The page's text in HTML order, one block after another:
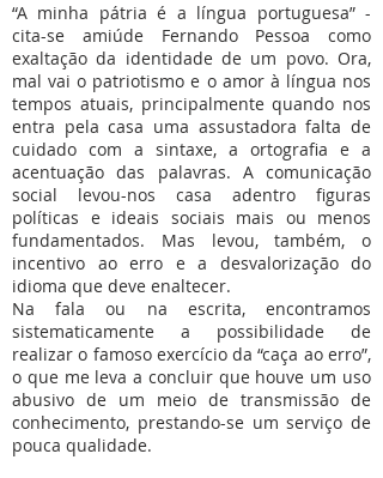
“A minha pátria é a língua portuguesa” -
cita-se amiúde Fernando Pessoa como
exaltação da identidade de um povo. Ora,
mal vai o patriotismo e o amor à língua nos
tempos atuais, principalmente quando nos
entra pela casa uma assustadora falta de
cuidado com a sintaxe, a ortografia e a
acentuação das palavras. A comunicação
social levou-nos casa adentro figuras
políticas e ideais sociais mais ou menos
fundamentados. Mas levou, também, o
incentivo ao erro e a desvalorização do
idioma que deve enaltecer.
Na fala ou na escrita, encontramos
sistematicamente a possibilidade de
realizar o famoso exercício da “caça ao erro”,
o que me leva a concluir que houve um uso
abusivo de um meio de transmissão de
conhecimento, prestando-se um serviço de
pouca qualidade.